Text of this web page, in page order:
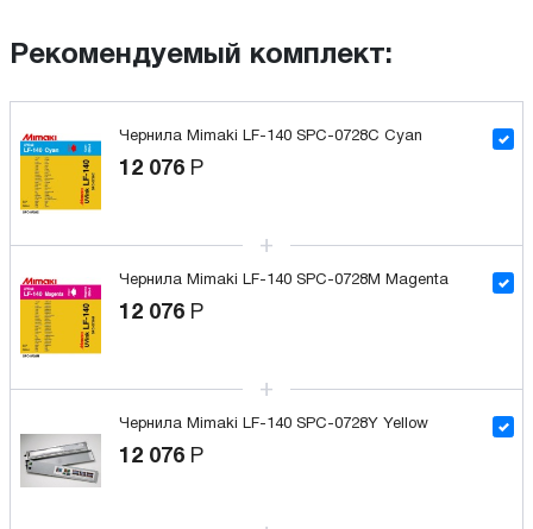
Рекомендуемый комплект:
Чернила Mimaki LF-140 SPC-0728C Cyan
12 076 Р
Чернила Mimaki LF-140 SPC-0728M Magenta
12 076 Р
Чернила Mimaki LF-140 SPC-0728Y Yellow
12 076 Р